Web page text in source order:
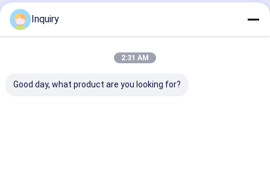
추천된 제품
Inquiry
2:31 AM
Good day, what product are you looking for?